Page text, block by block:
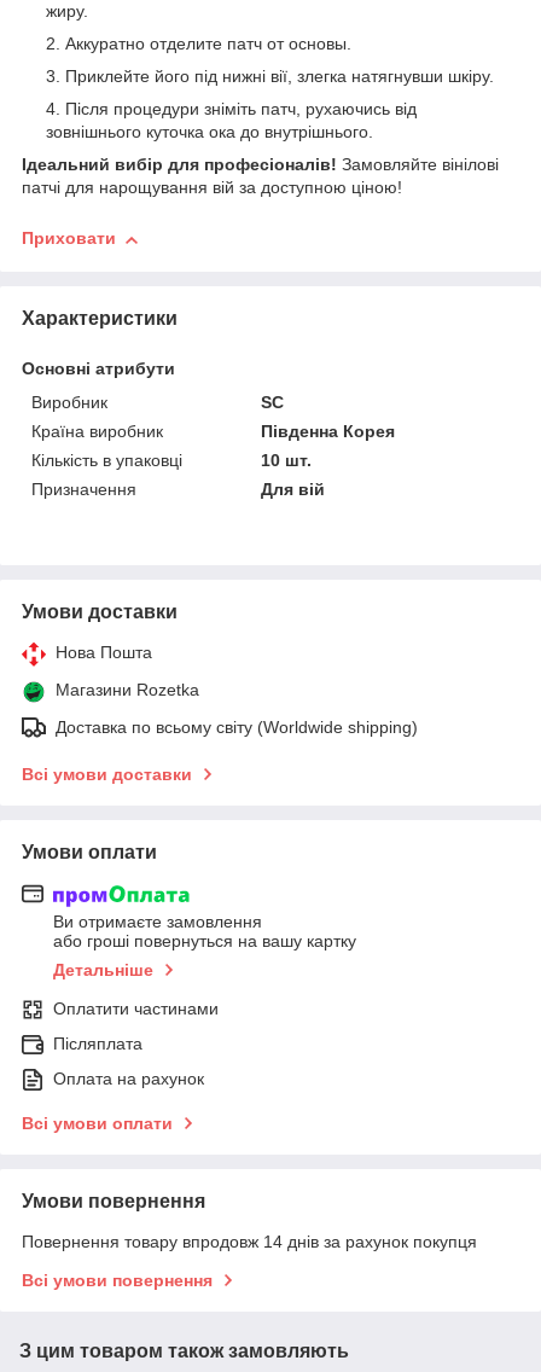
жиру.
Аккуратно отделите патч от основы.
Приклейте його під нижні вії, злегка натягнувши шкіру.
Після процедури зніміть патч, рухаючись від
зовнішнього куточка ока до внутрішнього.
Ідеальний вибір для професіоналів! Замовляйте вінілові
патчі для нарощування вій за доступною ціною!
Приховати
Характеристики
Основні атрибути
Виробник
SC
Країна виробник
Південна Корея
Кількість в упаковці
10 шт.
Призначення
Для вій
Умови доставки
Нова Пошта
Магазини Rozetka
Доставка по всьому світу (Worldwide shipping)
Всі умови доставки
Умови оплати
Ви отримаєте замовлення
або гроші повернуться на вашу картку
Детальніше
Оплатити частинами
Післяплата
Оплата на рахунок
Всі умови оплати
Умови повернення
Повернення товару впродовж 14 днів за рахунок покупця
Всі умови повернення
З цим товаром також замовляють